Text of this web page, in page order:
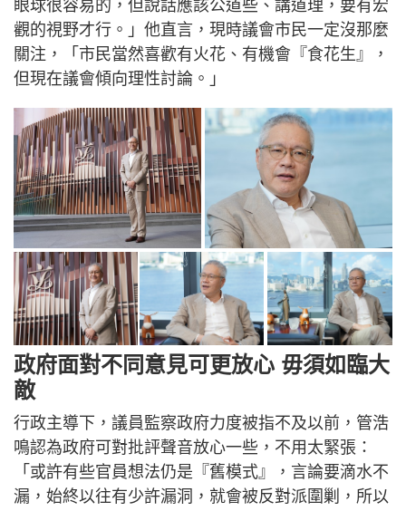
眼球很容易的，但說話應該公道些、講道理，要有宏
觀的視野才行。」他直言，現時議會市民一定沒那麼
關注，「市民當然喜歡有火花、有機會『食花生』，
但現在議會傾向理性討論。」
政府面對不同意見可更放心 毋須如臨大
敵
行政主導下，議員監察政府力度被指不及以前，管浩
鳴認為政府可對批評聲音放心一些，不用太緊張：
「或許有些官員想法仍是『舊模式』，言論要滴水不
漏，始終以往有少許漏洞，就會被反對派圍剿，所以